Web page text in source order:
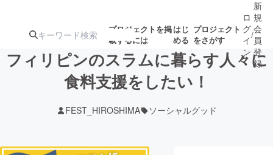
プロジェクトを掲
載するには
はじ
める
プロジェクト
をさがす
ターン
ジェクト
ロジェクト
ロ
グ
イ
ン
/
新
規
会
員
登
録
フィリピンのスラムに暮らす人々に
食料支援をしたい！
FEST_HIROSHIMA ソーシャルグッド